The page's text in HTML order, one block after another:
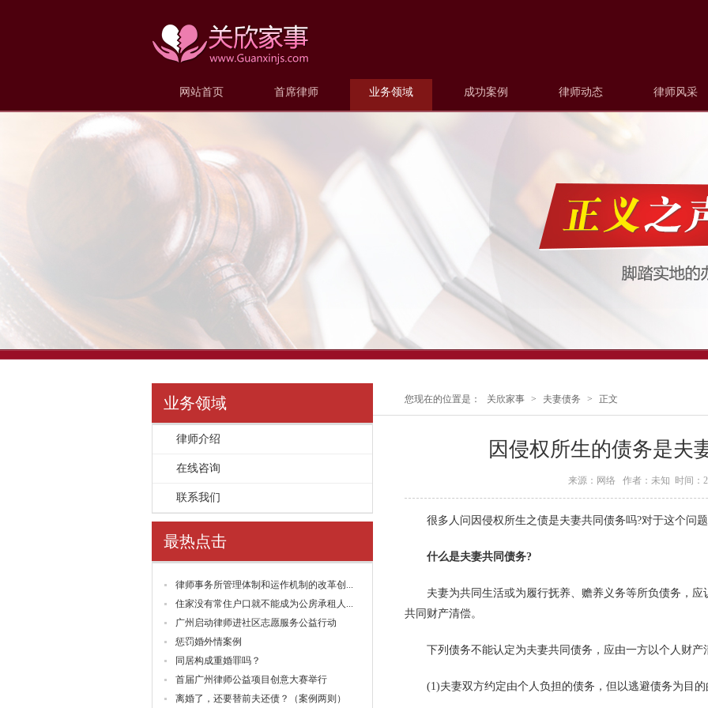
网站首页 首席律师 业务领域 成功案例 律师动态 律师风采
业务领域
律师介绍
在线咨询
联系我们
最热点击
律师事务所管理体制和运作机制的改革创...
住家没有常住户口就不能成为公房承租人...
广州启动律师进社区志愿服务公益行动
惩罚婚外情案例
同居构成重婚罪吗？
首届广州律师公益项目创意大赛举行
离婚了，还要替前夫还债？（案例两则）
您现在的位置是： 关欣家事 > 夫妻债务 > 正文
因侵权所生的债务是夫
来源：网络 作者：未知 时间：
很多人问因侵权所生之债是夫妻共同债务吗?对于这个问
什么是夫妻共同债务?
夫妻为共同生活或为履行抚养、赡养义务等所负债务，应
共同财产清偿。
下列债务不能认定为夫妻共同债务，应由一方以个人财产
(1)夫妻双方约定由个人负担的债务，但以逃避债务为目的